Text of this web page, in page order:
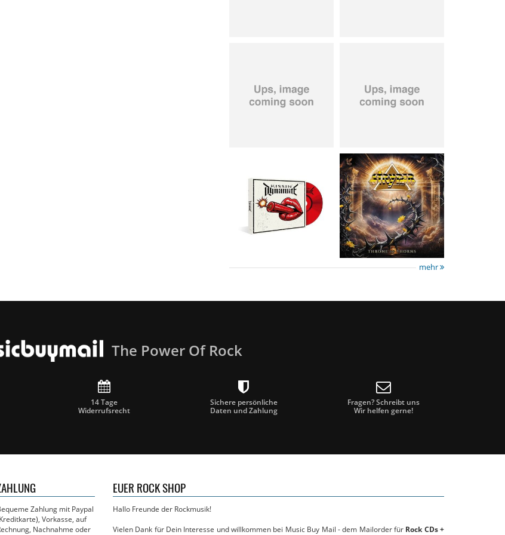
15,99 €
14,99 €
mehr
The Power Of Rock
14 Tage
Widerrufsrecht
Sichere persönliche
Daten und Zahlung
Fragen? Schreibt uns
Wir helfen gerne!
Zahlung mit Paypal
Vorkasse, auf
Nachnahme oder
EUER ROCK SHOP
Hallo Freunde der Rockmusik!
Vielen Dank für Dein Interesse und willkommen bei Music Buy Mail - dem Mailorder für Rock CDs +